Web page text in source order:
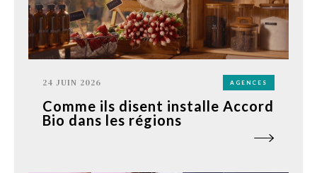
24 JUIN 2026 AGENCES
Comme ils disent installe Accord
Bio dans les régions